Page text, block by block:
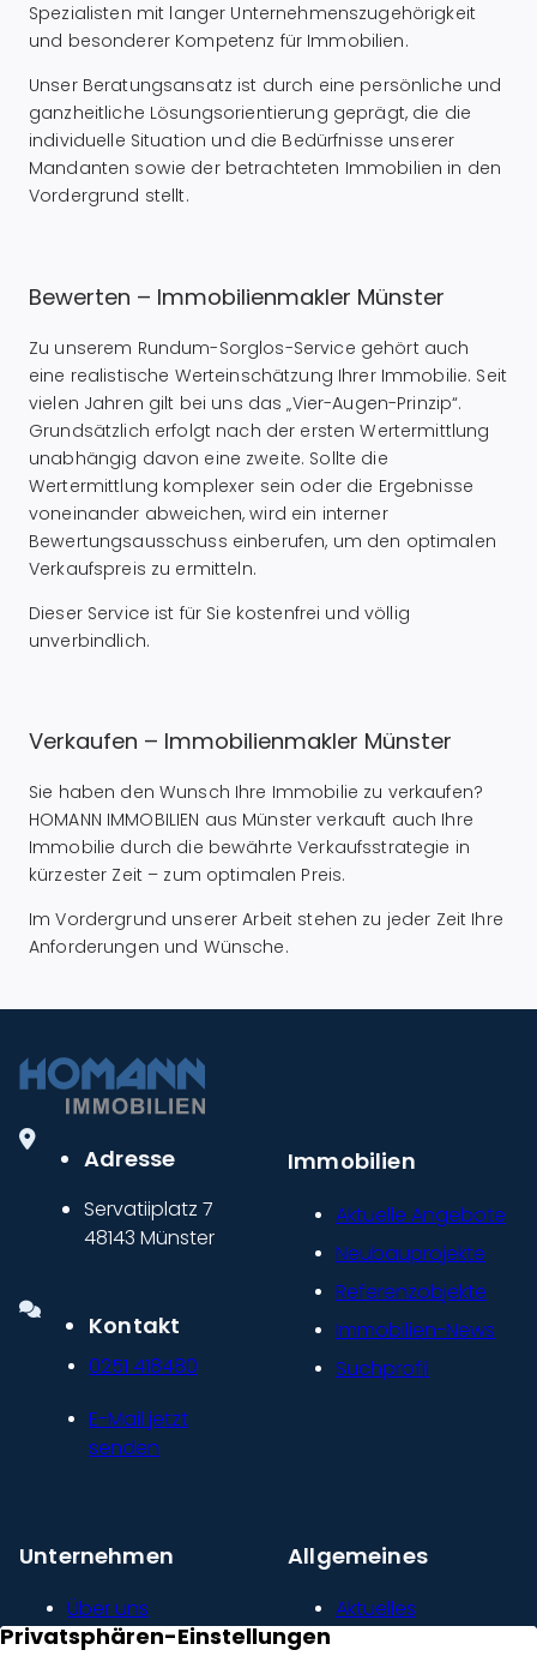
Spezialisten mit langer Unternehmenszugehörigkeit
und besonderer Kompetenz für Immobilien.
Unser Beratungsansatz ist durch eine persönliche und
ganzheitliche Lösungsorientierung geprägt, die die
individuelle Situation und die Bedürfnisse unserer
Mandanten sowie der betrachteten Immobilien in den
Vordergrund stellt.
Bewerten – Immobilienmakler Münster
Zu unserem Rundum-Sorglos-Service gehört auch
eine realistische Werteinschätzung Ihrer Immobilie. Seit
vielen Jahren gilt bei uns das „Vier-Augen-Prinzip“.
Grundsätzlich erfolgt nach der ersten Wertermittlung
unabhängig davon eine zweite. Sollte die
Wertermittlung komplexer sein oder die Ergebnisse
voneinander abweichen, wird ein interner
Bewertungsausschuss einberufen, um den optimalen
Verkaufspreis zu ermitteln.
Dieser Service ist für Sie kostenfrei und völlig
unverbindlich.
Verkaufen – Immobilienmakler Münster
Sie haben den Wunsch Ihre Immobilie zu verkaufen?
HOMANN IMMOBILIEN aus Münster verkauft auch Ihre
Immobilie durch die bewährte Verkaufsstrategie in
kürzester Zeit – zum optimalen Preis.
Im Vordergrund unserer Arbeit stehen zu jeder Zeit Ihre
Anforderungen und Wünsche.
Adresse
Servatiiplatz 7
48143 Münster
Kontakt
0251 418480
E-Mail jetzt
senden
Immobilien
Aktuelle Angebote
Neubauprojekte
Referenzobjekte
Immobilien-News
Suchprofil
Unternehmen
Über uns
Unser Leitbild
Allgemeines
Aktuelles